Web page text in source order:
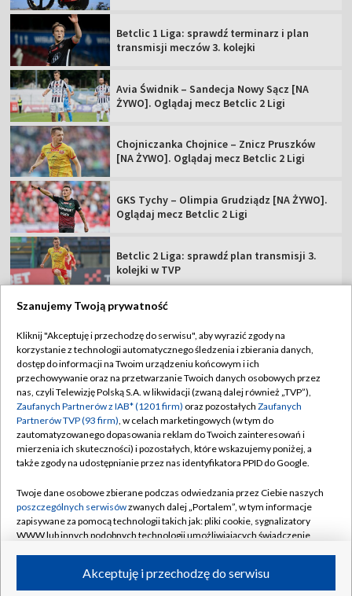
Betclic 1 Liga: sprawdź terminarz i plan
transmisji meczów 3. kolejki
Avia Świdnik – Sandecja Nowy Sącz [NA
ŻYWO]. Oglądaj mecz Betclic 2 Ligi
Chojniczanka Chojnice – Znicz Pruszków
[NA ŻYWO]. Oglądaj mecz Betclic 2 Ligi
GKS Tychy – Olimpia Grudziądz [NA ŻYWO].
Oglądaj mecz Betclic 2 Ligi
Betclic 2 Liga: sprawdź plan transmisji 3.
kolejki w TVP
TVP
Abonament TVP
Sklep TVP
Biuro Reklamy
Oferta Handlowa
Emisja w TVP
Rada Programowa
Ogłoszenia przetargowe
Akademia Telewizyjna
Regulamin TVP
Polityka prywatności
Moje zgody
Biuro reklamy
Kanały
©2026 Telewizja Polska Spółka Akcyjna w likwidacji
Szanujemy Twoją prywatność
Kliknij "Akceptuję i przechodzę do serwisu", aby wyrazić zgody na
korzystanie z technologii automatycznego śledzenia i zbierania danych,
dostęp do informacji na Twoim urządzeniu końcowym i ich
przechowywanie oraz na przetwarzanie Twoich danych osobowych przez
nas, czyli Telewizję Polską S.A. w likwidacji (zwaną dalej również „TVP”),
Zaufanych Partnerów z IAB* (1201 firm) oraz pozostałych Zaufanych
Partnerów TVP (93 firm), w celach marketingowych (w tym do
zautomatyzowanego dopasowania reklam do Twoich zainteresowań i
mierzenia ich skuteczności) i pozostałych, które wskazujemy poniżej, a
także zgody na udostępnianie przez nas identyfikatora PPID do Google.
Twoje dane osobowe zbierane podczas odwiedzania przez Ciebie naszych
poszczególnych serwisówzwanych dalej „Portalem”, w tym informacje
zapisywane za pomocą technologii takich jak: pliki cookie, sygnalizatory
WWW lub innych podobnych technologii umożliwiających świadczenie
ruchu w Internecie.Akceptuję i przechodzę do serwisu